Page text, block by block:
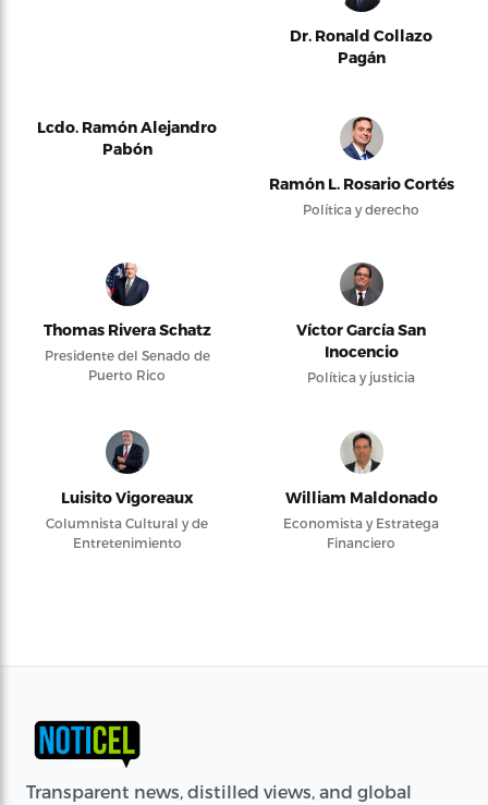
Dr. Ronald Collazo
Pagán
Lcdo. Ramón Alejandro
Pabón
Ramón L. Rosario Cortés
Política y derecho
Thomas Rivera Schatz
Presidente del Senado de
Puerto Rico
Víctor García San
Inocencio
Política y justicia
Luisito Vigoreaux
Columnista Cultural y de
Entretenimiento
William Maldonado
Economista y Estratega
Financiero
Transparent news, distilled views, and global